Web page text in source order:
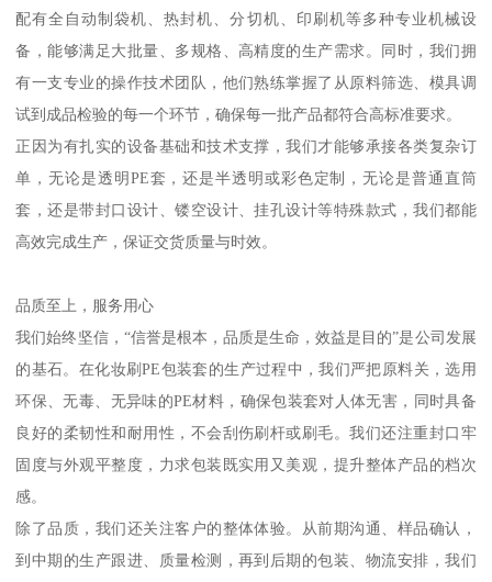
专业为本，专注细节
化妆刷PE包装套看似简单，实则对材料选择、尺寸精度、封口工艺
以及透明度等都有较高的要求。刷毛需要保护，刷杆需要固定，包
装既要美观又要实用。在我们公司，每一款化妆刷PE包装套都经过
精心设计与生产，确保与不同规格、形状的刷具完美匹配。
我们拥有丰富的包装产品线，不仅限于化妆刷套，还包括网袋、网
骨袋、自封袋、卡头袋、PVC制品、卡套、防震垫以及各类特殊用途
的包装胶袋。多年的行业经验让我们深刻理解不同产品对包装的差
异化需求，尤其是在美妆工具领域，我们积累了丰富的定制经验，
能根据客户刷具的形状、长度、刷毛材质等特点，量身打造最合适
的PE包装套。
设备齐全，技术领先
随着公司规模不断发展壮大，我们不断引进和更新生产设备，目前
配有全自动制袋机、热封机、分切机、印刷机等多种专业机械设
备，能够满足大批量、多规格、高精度的生产需求。同时，我们拥